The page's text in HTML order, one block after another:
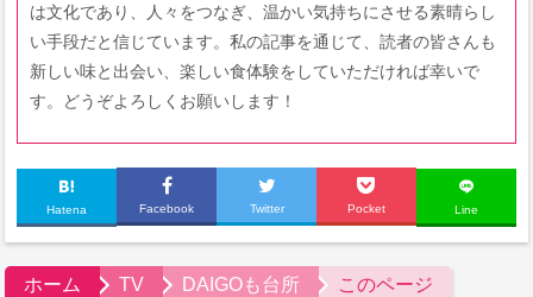
は文化であり、人々をつなぎ、温かい気持ちにさせる素晴らし
い手段だと信じています。私の記事を通じて、読者の皆さんも
新しい味と出会い、楽しい食体験をしていただければ幸いで
す。どうぞよろしくお願いします！
Hatena Facebook Twitter Pocket Line
ホーム TV DAIGOも台所 このページ